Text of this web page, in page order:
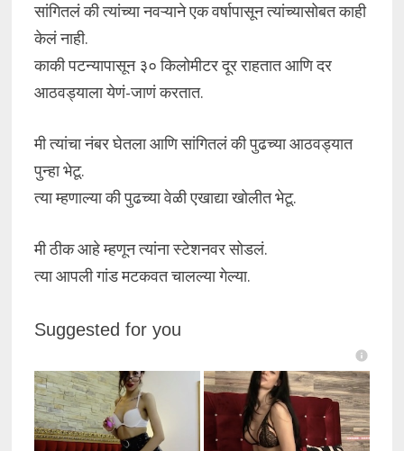
सांगितलं की त्यांच्या नवऱ्याने एक वर्षापासून त्यांच्यासोबत काही
केलं नाही.
काकी पटन्यापासून ३० किलोमीटर दूर राहतात आणि दर
आठवड्याला येणं-जाणं करतात.
मी त्यांचा नंबर घेतला आणि सांगितलं की पुढच्या आठवड्यात
पुन्हा भेटू.
त्या म्हणाल्या की पुढच्या वेळी एखाद्या खोलीत भेटू.
मी ठीक आहे म्हणून त्यांना स्टेशनवर सोडलं.
त्या आपली गांड मटकवत चालल्या गेल्या.
Suggested for you